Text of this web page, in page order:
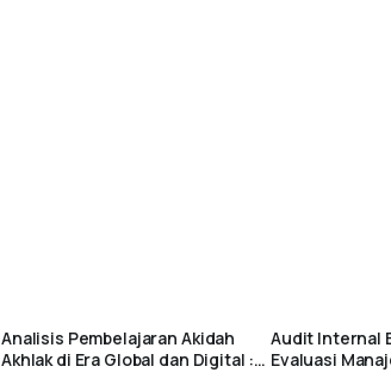
Analisis Pembelajaran Akidah
Akhlak di Era Global dan Digital :
Audit Internal
Evaluasi